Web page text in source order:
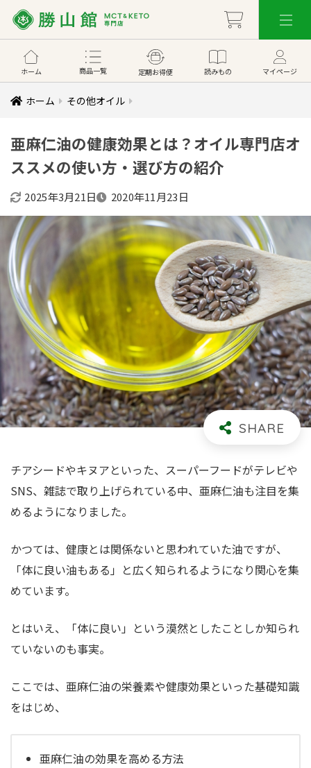
ホーム 商品一覧 定期お得便 読みもの マイページ
ホーム その他オイル
亜麻仁油の健康効果とは？オイル専門店オ
ススメの使い方・選び方の紹介
2025年3月21日 2020年11月23日
チアシードやキヌアといった、スーパーフードがテレビや
SNS、雑誌で取り上げられている中、亜麻仁油も注目を集
めるようになりました。
かつては、健康とは関係ないと思われていた油ですが、
「体に良い油もある」と広く知られるようになり関心を集
めています。
とはいえ、「体に良い」という漠然としたことしか知られ
ていないのも事実。
ここでは、亜麻仁油の栄養素や健康効果といった基礎知識
をはじめ、
亜麻仁油の効果を高める方法